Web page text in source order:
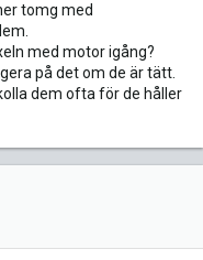
tomg med
med motor igång?
på det om de är tätt.
dem ofta för de håller